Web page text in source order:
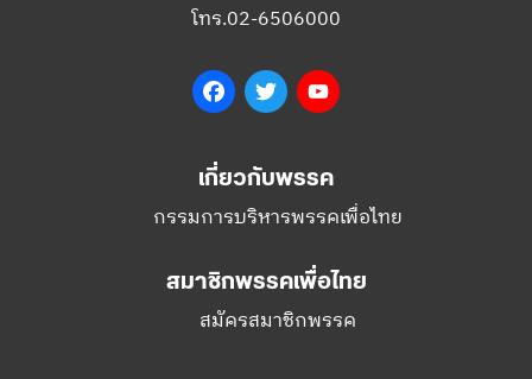
โทร.02-6506000
FacebookTwitter
เกี่ยวกับพรรค
กรรมการบริหารพรรคเพื่อไทย
สมาชิกพรรคเพื่อไทย
สมัครสมาชิกพรรค